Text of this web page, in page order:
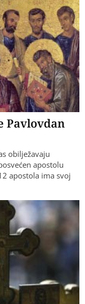
Pavlovdan
obilježavaju
apostolu
apostola ima svoj